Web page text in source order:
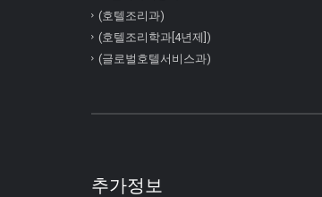
(호텔조리과)
(호텔조리학과[4년제])
(글로벌호텔서비스과)
추가정보